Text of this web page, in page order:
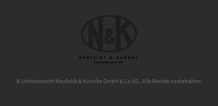
© Urheberrecht Neufeldt & Kuhnke GmbH & Co KG . Alle Rechte vorbehalten.